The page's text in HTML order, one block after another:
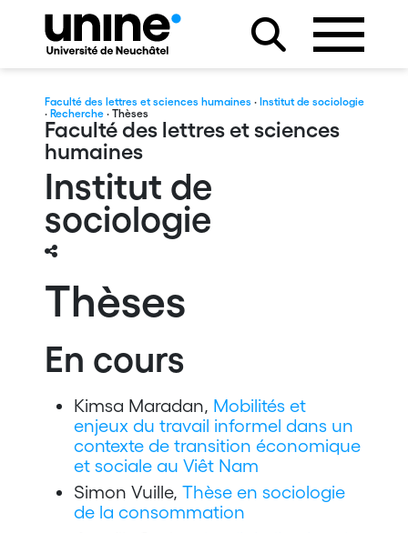
Faculté des lettres et sciences humaines · Institut de sociologie
· Recherche· Thèses
Faculté des lettres et sciences
humaines
Institut de
sociologie
Thèses
En cours
Kimsa Maradan, Mobilités et
enjeux du travail informel dans un
contexte de transition économique
et sociale au Viêt Nam
Simon Vuille, Thèse en sociologie
de la consommation